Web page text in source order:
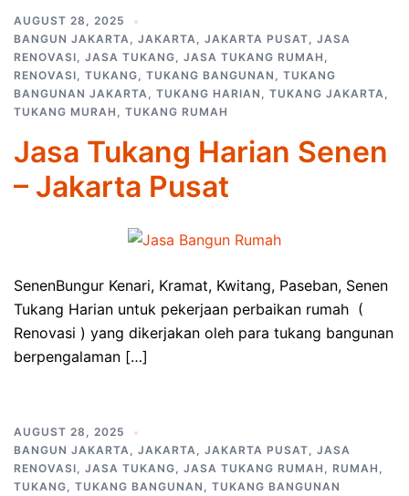
AUGUST 28, 2025
BANGUN JAKARTA, JAKARTA, JAKARTA PUSAT, JASA
RENOVASI, JASA TUKANG, JASA TUKANG RUMAH ,
RENOVASI, TUKANG, TUKANG BANGUNAN , TUKANG
BANGUNAN JAKARTA, TUKANG HARIAN , TUKANG JAKARTA,
TUKANG MURAH , TUKANG RUMAH
Jasa Tukang Harian Senen
– Jakarta Pusat
SenenBungur Kenari, Kramat, Kwitang, Paseban, Senen
Tukang Harian untuk pekerjaan perbaikan rumah (
Renovasi ) yang dikerjakan oleh para tukang bangunan
berpengalaman […]
AUGUST 28, 2025
BANGUN JAKARTA
JAKARTA JAKARTA PUSAT
JASA
RENOVASI
JASA TUKANG JASA TUKANG RUMAH RUMAH
TUKANG
TUKANG BANGUNAN
TUKANG BANGUNAN